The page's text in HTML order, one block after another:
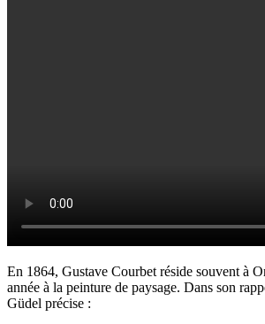
En 1864, Gustave Courbet réside souvent à
année à la peinture de paysage. Dans son
Güdel précise :